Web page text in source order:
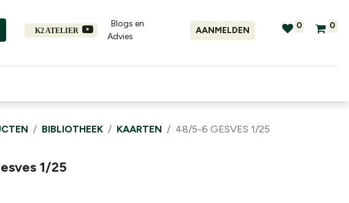
K2 ATELIER
Blogs en
Advies​
AANMELDEN 0 0
BIBLIOTHEEK KAARTEN 48/5-6 GESVES 1/25
1/25